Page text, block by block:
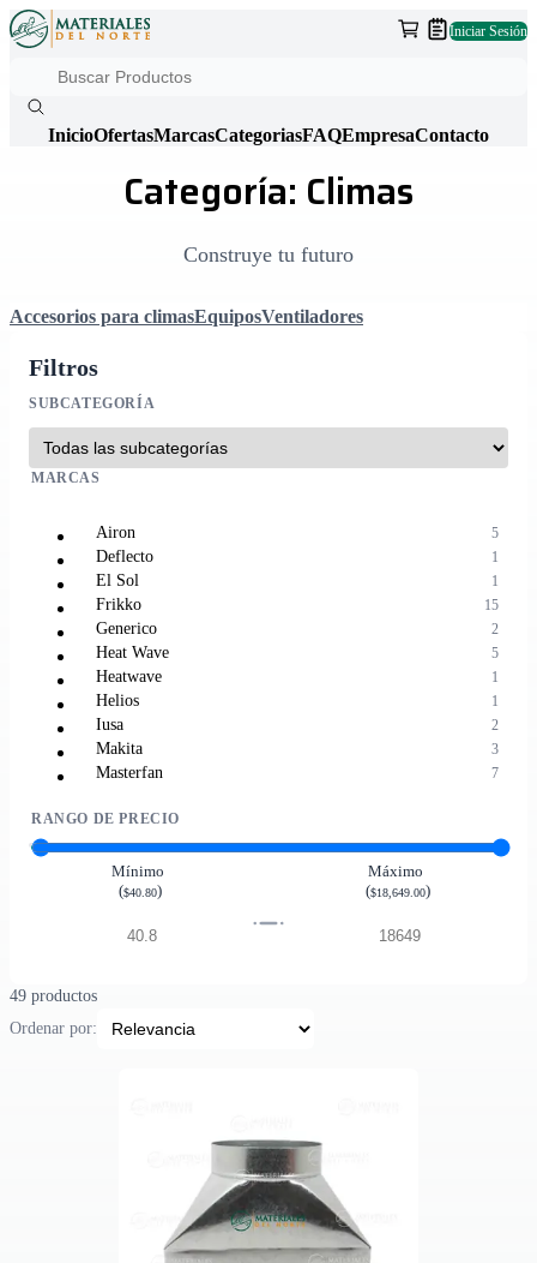
Iniciar Sesión
InicioOfertasMarcasCategoriasFAQEmpresaContacto
Categoría: Climas
Construye tu futuro
Accesorios para climasEquiposVentiladores
Filtros
SUBCATEGORÍA
MARCAS
Airon 5
Deflecto 1
El Sol 1
Frikko 15
Generico 2
Heat Wave 5
Heatwave 1
Helios 1
Iusa 2
Makita 3
Masterfan 7
Mr.heater
Rheem 1
Solmatic
White Rodgers
RANGO DE PRECIO
Mínimo
($40.80)
Máximo
($18,649.00)
49 productos
Ordenar por: